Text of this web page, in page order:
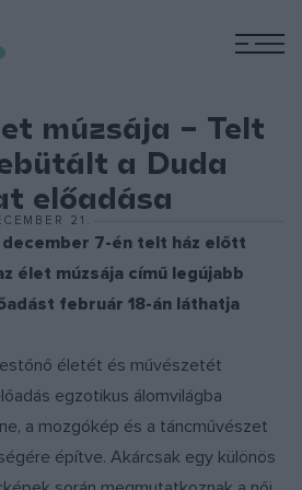
múzsája – Telt
a Duda
előadása
21.
december 7-én telt ház előtt
élet múzsája című legújabb
február 18-án láthatja
életét és művészetét
egzotikus álomvilágba
a mozgókép és a táncművészet
építve. Akárcsak egy különös